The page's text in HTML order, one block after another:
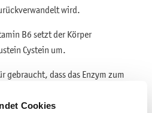
Cookies
wird.
B6 setzt der Körper
Cystein um.
gebraucht, dass das Enzym zum
Regeneration Vitamin B6 und